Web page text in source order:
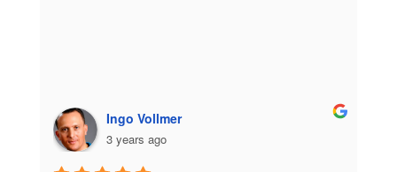
Ingo Vollmer
3 years ago